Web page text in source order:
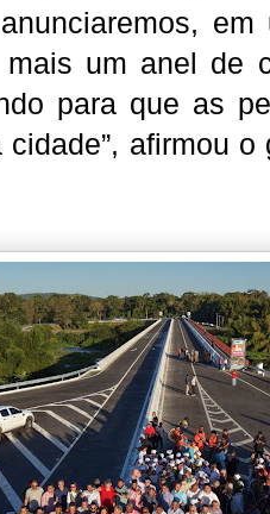
em
um anel de
para que as
afirmou o